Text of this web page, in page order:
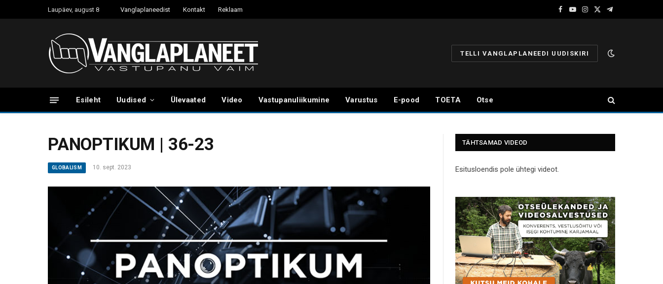
Laupäev, august 8 Vanglaplaneedist Kontakt Reklaam
Facebook
YouTube
Instagram
X
Telegram
TELLI VANGLAPLANEEDI UUDISKIRI
Esileht Uudised Ülevaated Video Vastupanuliikumine Varustus E-pood TOETA Otse
PANOPTIKUM | 36-23
GLOBALISM 10. sept. 2023
TÄHTSAMAD VIDEOD
Esitusloendis pole ühtegi videot.